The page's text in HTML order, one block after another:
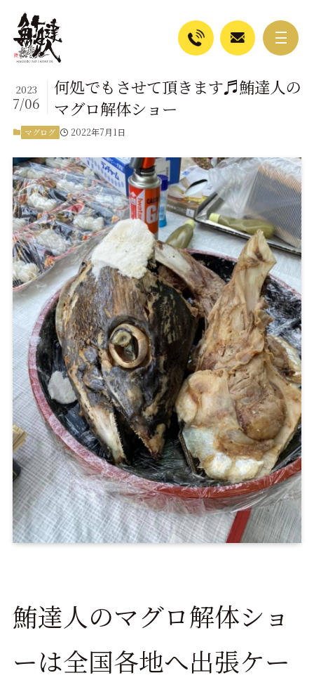
何処でもさせて頂きます♬鮪達人の
マグロ解体ショー
2023
7/06
マグログ 2022年7月1日
鮪達人のマグロ解体ショ
ーは全国各地へ出張ケー